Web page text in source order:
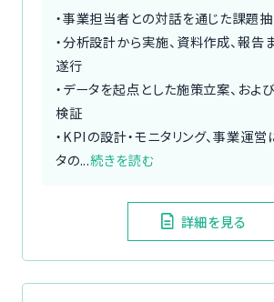
・事業担当者との対話を通じた課題
・分析設計から実施、資料作成、報告
遂行
・データを起点とした施策立案、およ
検証
・KPIの設計・モニタリング、事業運
タの...続きを読む
詳細を見る